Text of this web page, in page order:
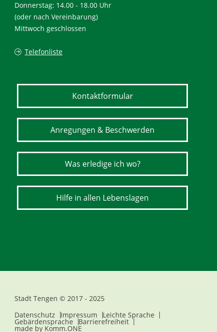
Donnerstag: 14.00 - 18.00 Uhr
(oder nach Vereinbarung)
Mittwoch geschlossen
Telefonliste
Kontaktformular
Anregungen & Beschwerden
Was erledige ich wo?
Hilfe in allen Lebenslagen
Stadt Tengen © 2017 - 2025
Datenschutz
Impressum Leichte Sprache
Gebärdensprache Barrierefreiheit
made by Komm.ONE